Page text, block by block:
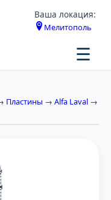
Ваша локация:
Мелитополь
☰
Пластины → Alfa Laval →